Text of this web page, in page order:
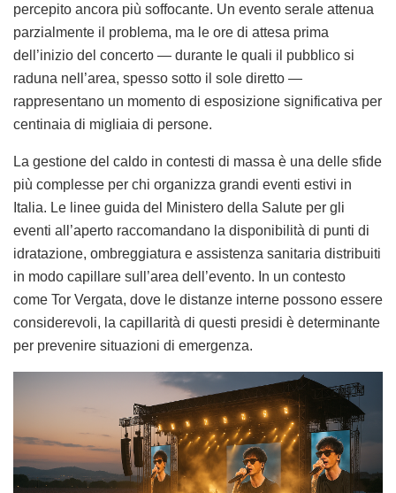
percepito ancora più soffocante. Un evento serale attenua
parzialmente il problema, ma le ore di attesa prima
dell’inizio del concerto — durante le quali il pubblico si
raduna nell’area, spesso sotto il sole diretto —
rappresentano un momento di esposizione significativa per
centinaia di migliaia di persone.
La gestione del caldo in contesti di massa è una delle sfide
più complesse per chi organizza grandi eventi estivi in
Italia. Le linee guida del Ministero della Salute per gli
eventi all’aperto raccomandano la disponibilità di punti di
idratazione, ombreggiatura e assistenza sanitaria distribuiti
in modo capillare sull’area dell’evento. In un contesto
come Tor Vergata, dove le distanze interne possono essere
considerevoli, la capillarità di questi presidi è determinante
per prevenire situazioni di emergenza.